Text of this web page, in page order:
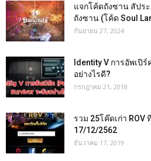
แจกโค้ดถังซาน สัปร
ถังซาน (โค้ด Soul
กันยายน 27, 2024
Identity V การอัพเปิ
อย่างไรดี?
กรกฎาคม 21, 2018
รวม 25โค๊ดเก่า ROV
17/12/2562
ธันวาคม 17, 2019